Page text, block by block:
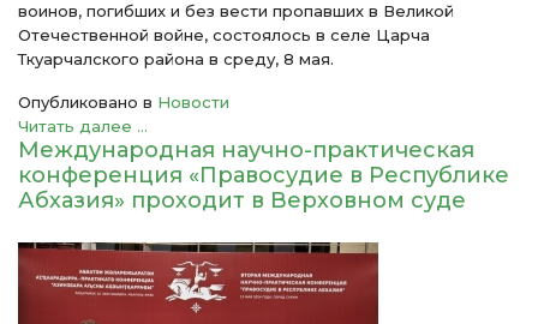
воинов, погибших и без вести пропавших в Великой
Отечественной войне, состоялось в селе Царча
Ткуарчалского района в среду, 8 мая.
Опубликовано в Новости
Читать далее ...
Международная научно-практическая
конференция «Правосудие в Республике
Абхазия» проходит в Верховном суде